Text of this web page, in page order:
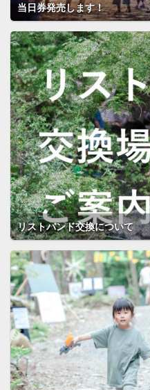
当日券発売します！
リストバンド交換について